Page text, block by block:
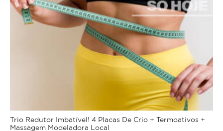
Trio Redutor Imbatível! 4 Placas De Crio + Termoativos +
Massagem Modeladora Local